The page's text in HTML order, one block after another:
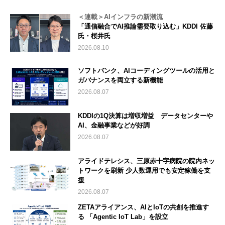
＜連載＞AIインフラの新潮流
「通信融合でAI推論需要取り込む」KDDI 佐藤
氏・桜井氏
2026.08.10
ソフトバンク、AIコーディングツールの活用と
ガバナンスを両立する新機能
2026.08.07
KDDIの1Q決算は増収増益 データセンターや
AI、金融事業などが好調
2026.08.07
アライドテレシス、三原赤十字病院の院内ネッ
トワークを刷新 少人数運用でも安定稼働を支
援
2026.08.07
ZETAアライアンス、AIとIoTの共創を推進す
る 「Agentic IoT Lab」を設立